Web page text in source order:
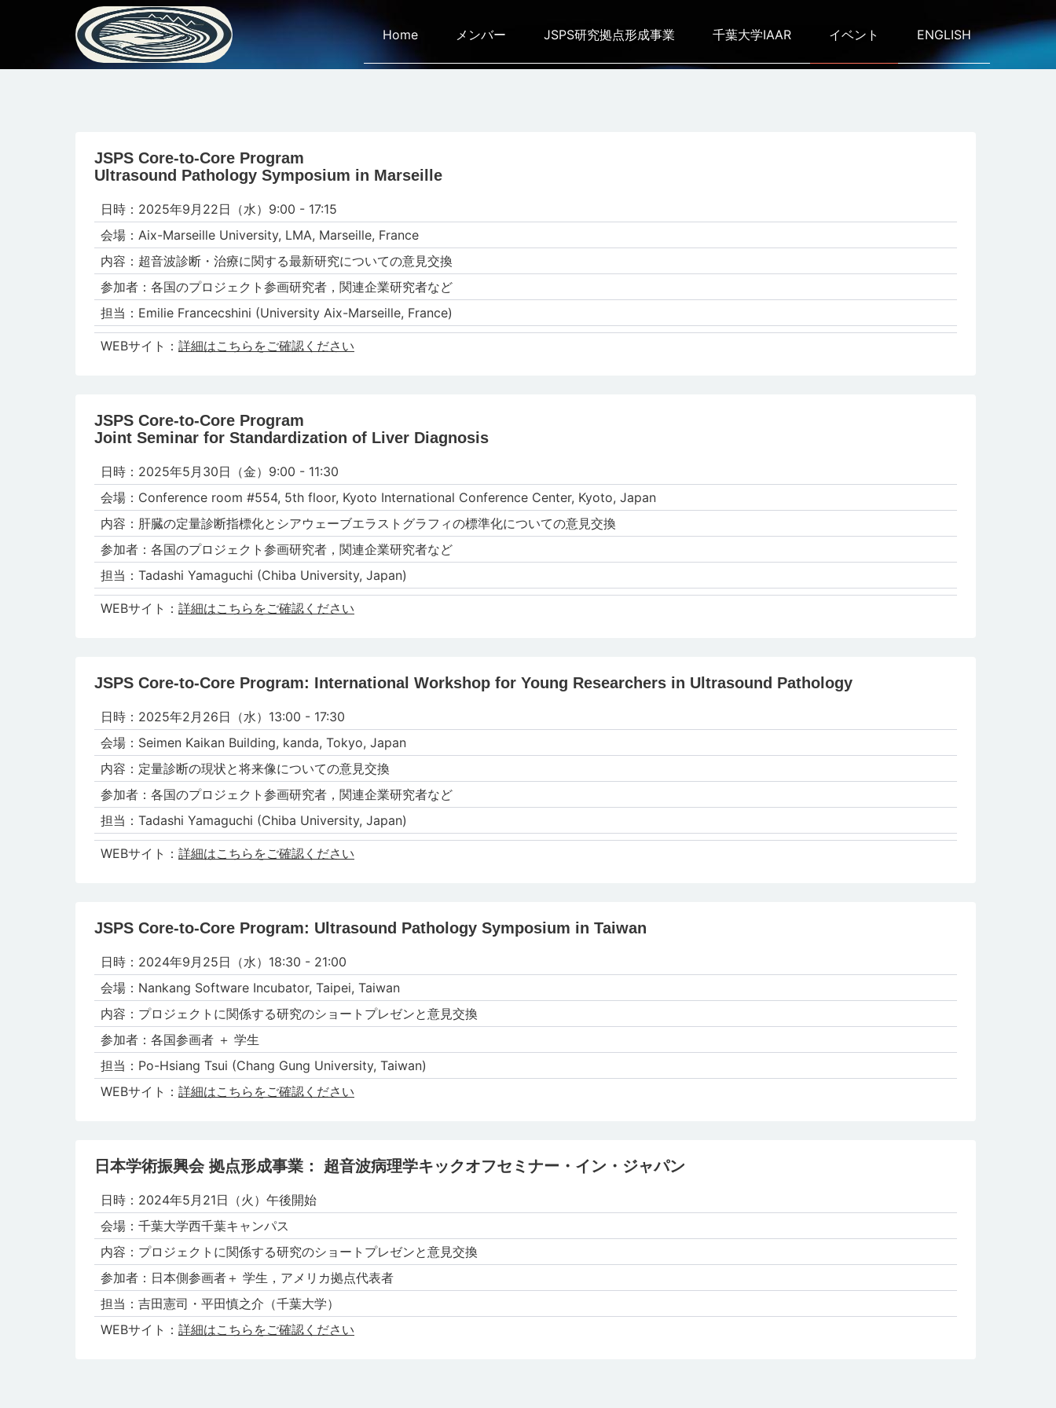
Home メンバー JSPS研究拠点形成事業 千葉大学IAAR イベント ENGLISH
JSPS Core-to-Core Program
Ultrasound Pathology Symposium in Marseille
日時：2025年9⽉22日（水）9:00 - 17:15
会場：Aix-Marseille University, LMA, Marseille, France
内容：超音波診断・治療に関する最新研究についての意⾒交換
参加者：各国のプロジェクト参画研究者，関連企業研究者など
担当：Emilie Francecshini (University Aix-Marseille, France)
WEBサイト： 詳細はこちらをご確認ください
JSPS Core-to-Core Program
Joint Seminar for Standardization of Liver Diagnosis
日時：2025年5⽉30日（金）9:00 - 11:30
会場：Conference room #554, 5th floor, Kyoto International Conference Center, Kyoto, Japan
内容：肝臓の定量診断指標化とシアウェーブエラストグラフィの標準化についての意⾒交換
参加者：各国のプロジェクト参画研究者，関連企業研究者など
担当：Tadashi Yamaguchi (Chiba University, Japan)
WEBサイト： 詳細はこちらをご確認ください
JSPS Core-to-Core Program: International Workshop for Young Researchers in Ultrasound Pathology
日時：2025年2⽉26日（水）13:00 - 17:30
会場：Seimen Kaikan Building, kanda, Tokyo, Japan
内容：定量診断の現状と将来像についての意⾒交換
参加者：各国のプロジェクト参画研究者，関連企業研究者など
担当：Tadashi Yamaguchi (Chiba University, Japan)
WEBサイト： 詳細はこちらをご確認ください
JSPS Core-to-Core Program: Ultrasound Pathology Symposium in Taiwan
日時：2024年9⽉25日（水）18:30 - 21:00
会場：Nankang Software Incubator, Taipei, Taiwan
内容：プロジェクトに関係する研究のショートプレゼンと意⾒交換
参加者：各国参画者 ＋ 学⽣
担当：Po-Hsiang Tsui (Chang Gung University, Taiwan)
WEBサイト： 詳細はこちらをご確認ください
日本学術振興会 拠点形成事業： 超音波病理学キックオフセミナー・イン・ジャパン
日時：2024年5⽉21⽇（⽕）午後開始
会場：千葉⼤学⻄千葉キャンパス
内容：プロジェクトに関係する研究のショートプレゼンと意⾒交換
参加者：⽇本側参画者＋ 学⽣，アメリカ拠点代表者
担当：吉⽥憲司・平⽥慎之介（千葉大学）
WEBサイト： 詳細はこちらをご確認ください